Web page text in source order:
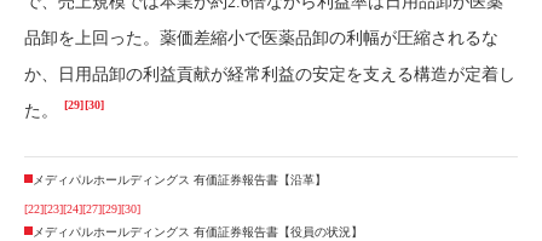
品卸を上回った。薬価差縮小で医薬品卸の利幅が圧縮されるな
か、日用品卸の利益貢献が経常利益の安定を支える構造が定着し
た。
[29][30]
メディパルホールディングス 有価証券報告書【沿革】
[22][23][24][27][29][30]
メディパルホールディングス 有価証券報告書【役員の状況】